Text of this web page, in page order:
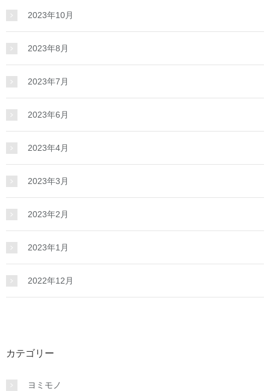
2023年10月
2023年8月
2023年7月
2023年6月
2023年4月
2023年3月
2023年2月
2023年1月
2022年12月
カテゴリー
ヨミモノ